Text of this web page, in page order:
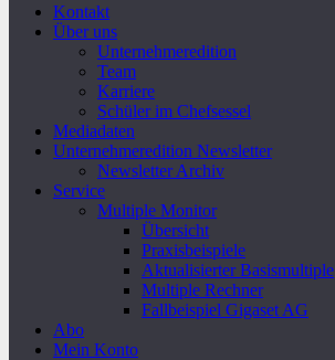
Kontakt
Über uns
Unternehmeredition
Team
Karriere
Schüler im Chefsessel
Mediadaten
Unternehmeredition Newsletter
Newsletter Archiv
Service
Multiple Monitor
Übersicht
Praxisbeispiele
Aktualisierter Basismultiple
Multiple Rechner
Fallbeispiel Gigaset AG
Abo
Mein Konto